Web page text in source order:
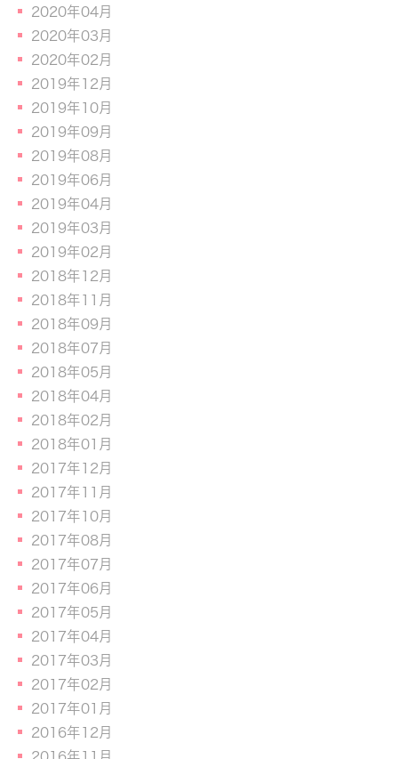
2020年04月
2020年03月
2020年02月
2019年12月
2019年10月
2019年09月
2019年08月
2019年06月
2019年04月
2019年03月
2019年02月
2018年12月
2018年11月
2018年09月
2018年07月
2018年05月
2018年04月
2018年02月
2018年01月
2017年12月
2017年11月
2017年10月
2017年08月
2017年07月
2017年06月
2017年05月
2017年04月
2017年03月
2017年02月
2017年01月
2016年12月